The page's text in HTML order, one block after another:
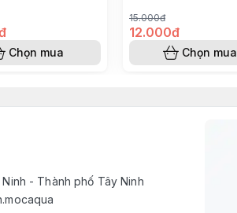
Chọn mua
15.000đ
12.000đ
Chọn mua
- Thành phố Tây Ninh